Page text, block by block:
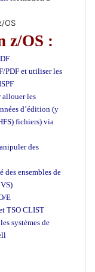
OS
z/OS :
PDF et utiliser les
allouer les
d’édition (y
fichiers) via
des
des ensembles de
E
TSO CLIST
systèmes de